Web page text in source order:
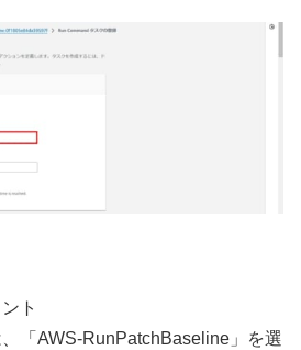
ト
、「AWS-RunPatchBaseline」を選